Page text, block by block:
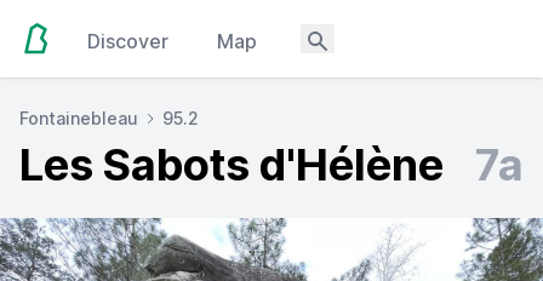
Discover Map
Fontainebleau 95.2
Les Sabots d'Hélène 7a